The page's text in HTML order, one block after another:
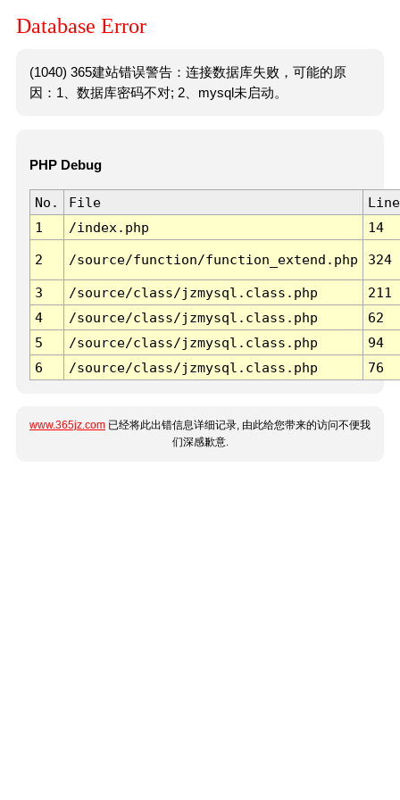
Database Error
(1040) 365建站错误警告：连接数据库失败，可能的原
因：1、数据库密码不对; 2、mysql未启动。
PHP Debug
No. File
Line
1
/index.php 14
2 /source/function/function_extend.php 324
3 /source/class/jzmysql.class.php
211
4
/source/class/jzmysql.class.php
62
5
/source/class/jzmysql.class.php
94
6
/source/class/jzmysql.class.php 76
www.365jz.com 已经将此出错信息详细记录, 由此给您带来的访问不便我
们深感歉意.